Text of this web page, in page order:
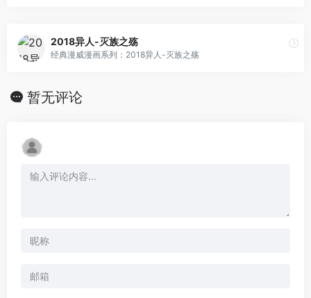
2018异人-灭族之殇
经典漫威漫画系列：2018异人-灭族之殇
暂无评论